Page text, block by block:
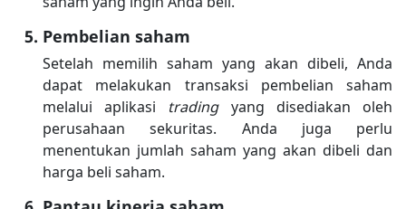
Pembelian saham
Setelah memilih saham yang akan dibeli, Anda
dapat melakukan transaksi pembelian saham
melalui aplikasi trading yang disediakan oleh
perusahaan sekuritas. Anda juga perlu
menentukan jumlah saham yang akan dibeli dan
harga beli saham.